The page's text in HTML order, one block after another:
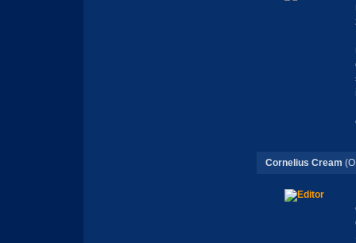
Cornelius Cream